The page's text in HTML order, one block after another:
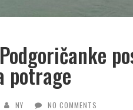
potrage
NY NO COMMENTS